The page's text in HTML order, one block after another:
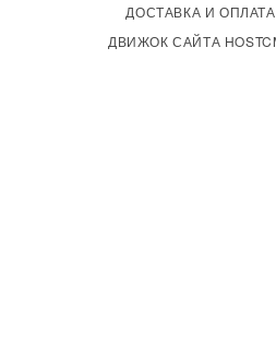
ДОСТАВКА И ОПЛАТА
ДВИЖОК САЙТА